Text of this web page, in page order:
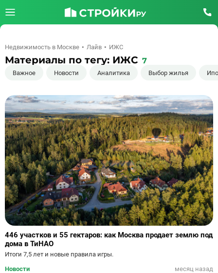
Недвижимость в Москве Лайв ИЖС
Материалы по тегу: ИЖС 7
Важное Новости Аналитика Выбор жилья
446 участков и 55 гектаров: как Москва продает землю под
дома в ТиНАО
Итоги 7,5 лет и новые правила игры.
Новости
месяц назад